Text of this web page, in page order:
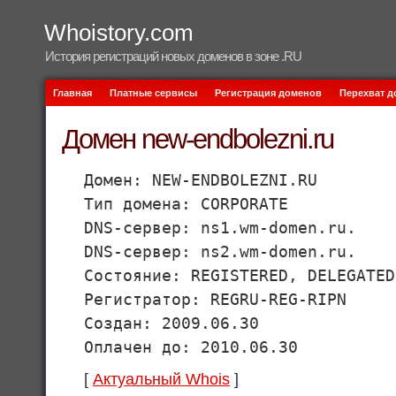
Whoistory.com
История регистраций новых доменов в зоне .RU
Главная Платные сервисы Регистрация доменов Перехват
Домен new-endbolezni.ru
Домен: NEW-ENDBOLEZNI.RU
Тип домена: CORPORATE
DNS-сервер: ns1.wm-domen.ru.
DNS-сервер: ns2.wm-domen.ru.
Состояние: REGISTERED, DELEGATED
Регистратор: REGRU-REG-RIPN
Создан: 2009.06.30
Оплачен до: 2010.06.30
[ Актуальный Whois ]